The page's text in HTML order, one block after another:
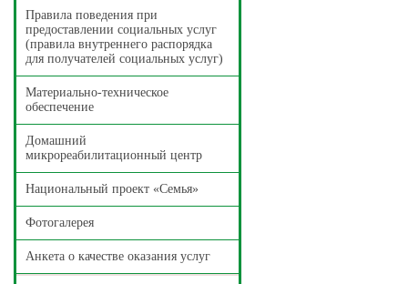
Правила поведения при
предоставлении социальных услуг
(правила внутреннего распорядка
для получателей социальных услуг)
Материально-техническое
обеспечение
Домашний
микрореабилитационный центр
Национальный проект «Семья»
Фотогалерея
Анкета о качестве оказания услуг